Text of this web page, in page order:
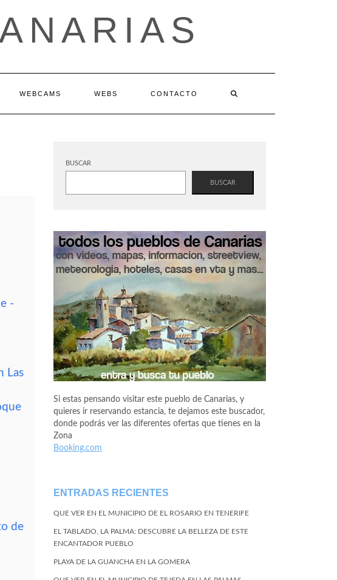
WEBCAMS WEBS CONTACTO
-
Las
de
BUSCAR
BUSCAR
Si estas pensando visitar este pueblo de Canarias, y
quieres ir reservando estancia, te dejamos este buscador,
donde podrás ver las diferentes ofertas que tienes en la
Zona
Booking.com
ENTRADAS RECIENTES
QUE VER EN EL MUNICIPIO DE EL ROSARIO EN TENERIFE
EL TABLADO, LA PALMA: DESCUBRE LA BELLEZA DE ESTE
ENCANTADOR PUEBLO
PLAYA DE LA GUANCHA EN LA GOMERA